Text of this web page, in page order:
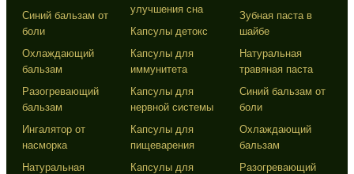
Синий бальзам от
боли
Охлаждающий
бальзам
Разогревающий
бальзам
Ингалятор от
насморка
Натуральная
улучшения сна
Капсулы детокс
Капсулы для
иммунитета
Капсулы для
нервной системы
Капсулы для
пищеварения
Капсулы для
Зубная паста в
шайбе
Натуральная
травяная паста
Синий бальзам от
боли
Охлаждающий
бальзам
Разогревающий